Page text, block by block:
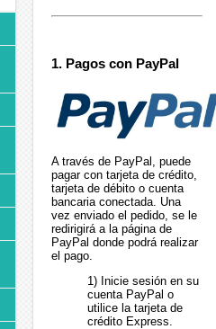
1. Pagos con PayPal
A través de PayPal, puede
pagar con tarjeta de crédito,
tarjeta de débito o cuenta
bancaria conectada. Una
vez enviado el pedido, se le
redirigirá a la página de
PayPal donde podrá realizar
el pago.
1) Inicie sesión en su
cuenta PayPal o
utilice la tarjeta de
crédito Express.